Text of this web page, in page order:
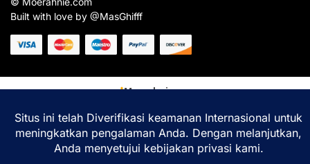
Built with love by @MasGhifff
Moerahnie.com
pengalaman belanja terbaik Anda.